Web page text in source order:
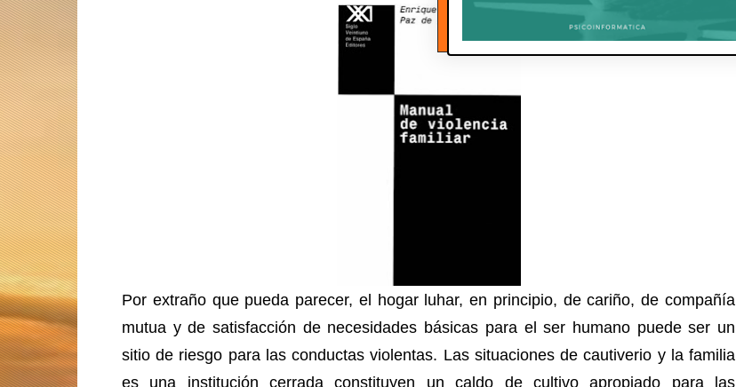
Por extraño que pueda parecer, el hogar luhar, en principio, de cariño, de compañía
mutua y de satisfacción de necesidades básicas para el ser humano puede ser un
sitio de riesgo para las conductas violentas. Las situaciones de cautiverio y la familia
es una institución cerrada constituyen un caldo de cultivo apropiado para las